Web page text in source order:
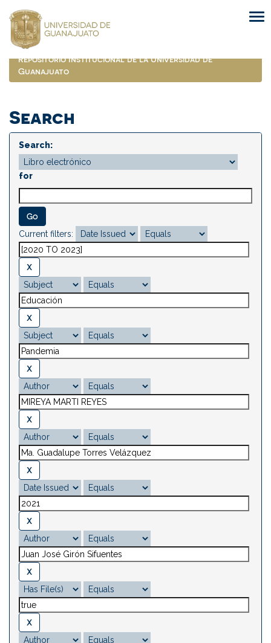
navigation
Repositorio Institucional de la Universidad de
Guanajuato
Search
Search:
for
Current filters: